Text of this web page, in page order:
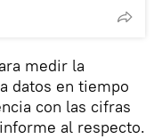
medir la
datos en tiempo
con las cifras
al respecto.